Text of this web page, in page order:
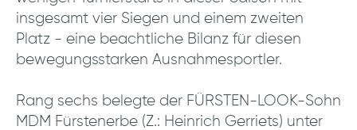
insgesamt vier Siegen und einem zweiten
Platz - eine beachtliche Bilanz für diesen
bewegungsstarken Ausnahmesportler.
Rang sechs belegte der FÜRSTEN-LOOK-Sohn
MDM Fürstenerbe (Z.: Heinrich Gerriets) unter